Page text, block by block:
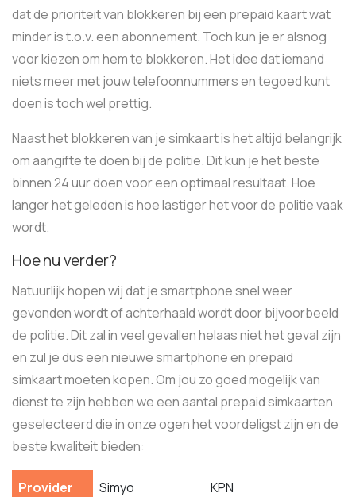
dat de prioriteit van blokkeren bij een prepaid kaart wat
minder is t.o.v. een abonnement. Toch kun je er alsnog
voor kiezen om hem te blokkeren. Het idee dat iemand
niets meer met jouw telefoonnummers en tegoed kunt
doen is toch wel prettig.
Naast het blokkeren van je simkaart is het altijd belangrijk
om aangifte te doen bij de politie. Dit kun je het beste
binnen 24 uur doen voor een optimaal resultaat. Hoe
langer het geleden is hoe lastiger het voor de politie vaak
wordt.
Hoe nu verder?
Natuurlijk hopen wij dat je smartphone snel weer
gevonden wordt of achterhaald wordt door bijvoorbeeld
de politie. Dit zal in veel gevallen helaas niet het geval zijn
en zul je dus een nieuwe smartphone en prepaid
simkaart moeten kopen. Om jou zo goed mogelijk van
dienst te zijn hebben we een aantal prepaid simkaarten
geselecteerd die in onze ogen het voordeligst zijn en de
beste kwaliteit bieden:
Provider Simyo KPN